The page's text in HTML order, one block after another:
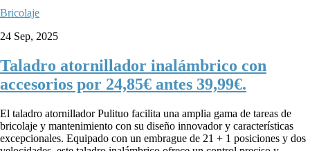
Bricolaje
24 Sep, 2025
Taladro atornillador inalámbrico con
accesorios por 24,85€ antes 39,99€.
El taladro atornillador Pulituo facilita una amplia gama de tareas de
bricolaje y mantenimiento con su diseño innovador y características
excepcionales. Equipado con un embrague de 21 + 1 posiciones y dos